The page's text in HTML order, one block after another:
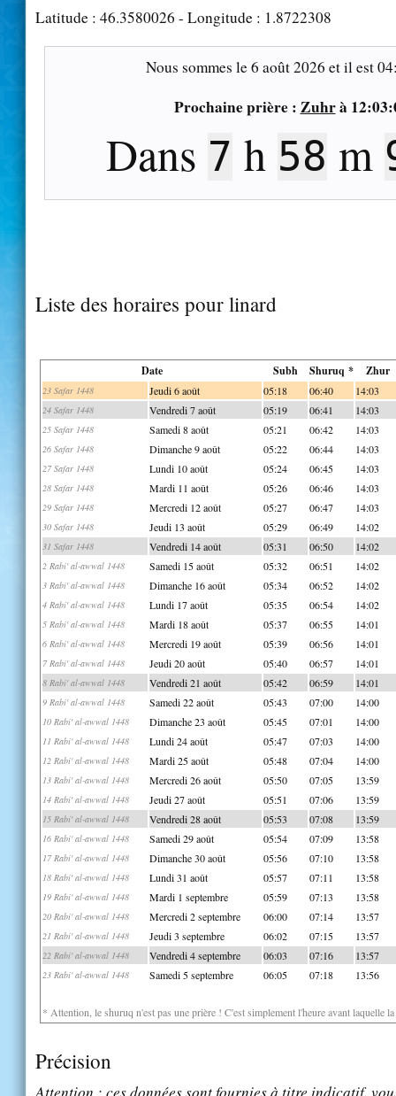
Latitude : 46.3580026 - Longitude : 1.8722308
Nous sommes le6 août 2026 et il est
Prochaine prière : Zuhrà
Dans 7 h 58 m
Liste des horaires pour linard
Date Subh Shuruq * Zhur
23 Safar 1448 Jeudi 6 août 05:18 06:40 14:03
24 Safar 1448 Vendredi 7 août 05:19 06:41 14:03
25 Safar 1448 Samedi 8 août 05:21 06:42 14:03
26 Safar 1448 Dimanche 9 août 05:22 06:44 14:03
27 Safar 1448 Lundi 10 août 05:24 06:45 14:03
28 Safar 1448 Mardi 11 août 05:26 06:46 14:03
29 Safar 1448 Mercredi 12 août 05:27 06:47 14:03
30 Safar 1448 Jeudi 13 août 05:29 06:49 14:02
31 Safar 1448 Vendredi 14 août 05:31 06:50 14:02
2 Rabi' al-awwal 1448 Samedi 15 août 05:32 06:51 14:02
3 Rabi' al-awwal 1448 Dimanche 16 août 05:34 06:52 14:02
4 Rabi' al-awwal 1448 Lundi 17 août 05:35 06:54 14:02
5 Rabi' al-awwal 1448 Mardi 18 août 05:37 06:55 14:01
6 Rabi' al-awwal 1448 Mercredi 19 août 05:39 06:56 14:01
7 Rabi' al-awwal 1448 Jeudi 20 août 05:40 06:57 14:01
8 Rabi' al-awwal 1448 Vendredi 21 août 05:42 06:59 14:01
9 Rabi' al-awwal 1448 Samedi 22 août 05:43 07:00 14:00
10 Rabi' al-awwal 1448 Dimanche 23 août 05:45 07:01 14:00
11 Rabi' al-awwal 1448 Lundi 24 août 05:47 07:03 14:00
12 Rabi' al-awwal 1448 Mardi 25 août 05:48 07:04 14:00
13 Rabi' al-awwal 1448 Mercredi 26 août 05:50 07:05 13:59
14 Rabi' al-awwal 1448 Jeudi 27 août 05:51 07:06 13:59
15 Rabi' al-awwal 1448 Vendredi 28 août 05:53 07:08 13:59
16 Rabi' al-awwal 1448 Samedi 29 août 05:54 07:09 13:58
17 Rabi' al-awwal 1448 Dimanche 30 août 05:56 07:10 13:58
18 Rabi' al-awwal 1448 Lundi 31 août 05:57 07:11 13:58
19 Rabi' al-awwal 1448 Mardi 1 septembre 05:59 07:13 13:58
20 Rabi' al-awwal 1448 Mercredi 2 septembre 06:00 07:14 13:57
21 Rabi' al-awwal 1448 Jeudi 3 septembre 06:02 07:15 13:57
22 Rabi' al-awwal 1448 Vendredi 4 septembre 06:03 07:16 13:57
23 Rabi' al-awwal 1448 Samedi 5 septembre 06:05 07:18 13:56
* Attention, le shuruq n'est pas une prière ! C'est simplement l'heure avant laquelle
Précision
Attention : ces données sont fournies à titre indicatif,